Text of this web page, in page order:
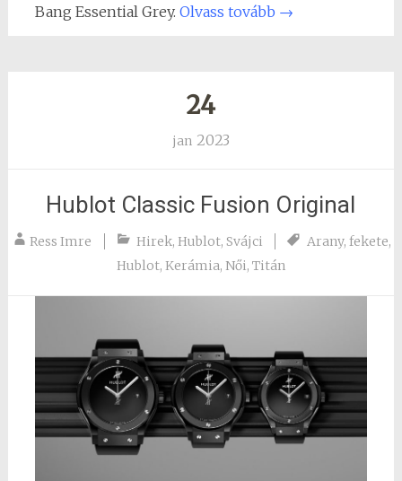
Bang Essential Grey. Olvass tovább →
24
jan 2023
Hublot Classic Fusion Original
Ress Imre Hirek,Hublot,Svájci Arany,fekete,
Hublot, Kerámia, Női, Titán